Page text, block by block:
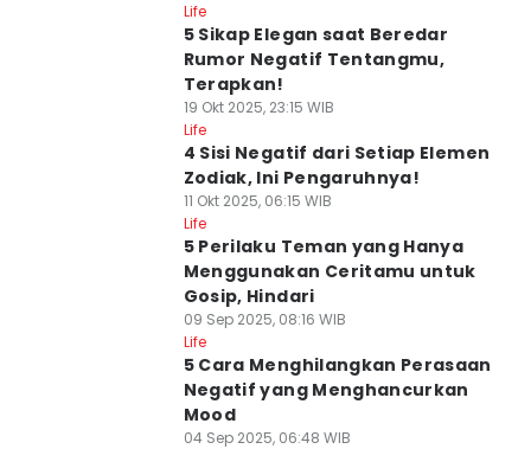
Life
5 Sikap Elegan saat Beredar
Rumor Negatif Tentangmu,
Terapkan!
19 Okt 2025, 23:15 WIB
Life
4 Sisi Negatif dari Setiap Elemen
Zodiak, Ini Pengaruhnya!
11 Okt 2025, 06:15 WIB
Life
5 Perilaku Teman yang Hanya
Menggunakan Ceritamu untuk
Gosip, Hindari
09 Sep 2025, 08:16 WIB
Life
5 Cara Menghilangkan Perasaan
Negatif yang Menghancurkan
Mood
04 Sep 2025, 06:48 WIB